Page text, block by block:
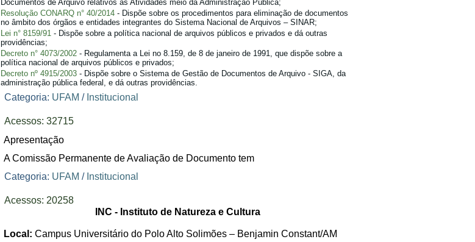
Documentos de Arquivo relativos às Atividades meio da Administração Pública;
Resolução CONARQ n° 40/2014 - Dispõe sobre os procedimentos para eliminação de documentos
no âmbito dos órgãos e entidades integrantes do Sistema Nacional de Arquivos – SINAR;
Lei n° 8159/91 - Dispõe sobre a política nacional de arquivos públicos e privados e dá outras
providências;
Decreto n° 4073/2002 - Regulamenta a Lei no 8.159, de 8 de janeiro de 1991, que dispõe sobre a
política nacional de arquivos públicos e privados;
Decreto nº 4915/2003 - Dispõe sobre o Sistema de Gestão de Documentos de Arquivo - SIGA, da
administração pública federal, e dá outras providências.
Categoria: UFAM / Institucional
Acessos: 32715
Apresentação
A Comissão Permanente de Avaliação de Documento tem
Categoria: UFAM / Institucional
Acessos: 20258
INC - Instituto de Natureza e Cultura
Local: Campus Universitário do Polo Alto Solimões – Benjamin Constant/AM